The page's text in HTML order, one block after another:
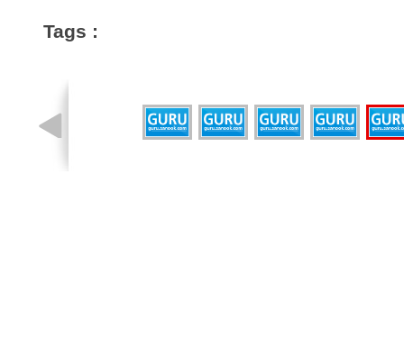
Tags :